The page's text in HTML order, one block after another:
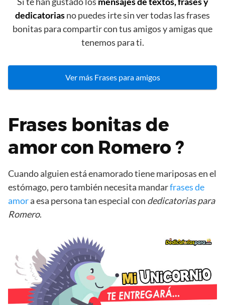
dedicatoriasno puedes irte sin ver todas las frases
bonitas para compartir con tus amigos y amigas que
tenemos para ti.
Ver más Frases para amigos
Frases bonitas de
amor con Romero ?
Cuando alguien está enamorado tiene mariposas en el
estómago, pero también necesita mandarfrases de
amora esa persona tan especial con dedicatorias para
Romero.